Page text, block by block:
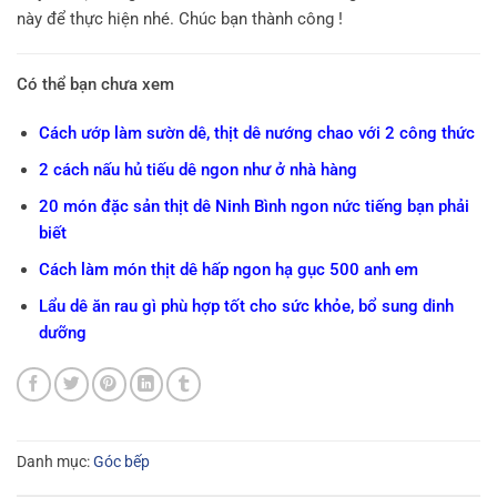
này để thực hiện nhé. Chúc bạn thành công !
Có thể bạn chưa xem
Cách ướp làm sườn dê, thịt dê nướng chao với 2 công thức
2 cách nấu hủ tiếu dê ngon như ở nhà hàng
20 món đặc sản thịt dê Ninh Bình ngon nức tiếng bạn phải
biết
Cách làm món thịt dê hấp ngon hạ gục 500 anh em
Lẩu dê ăn rau gì phù hợp tốt cho sức khỏe, bổ sung dinh
dưỡng
Danh mục:Góc bếp